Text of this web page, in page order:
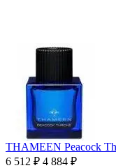
THAMEEN Peacock
6 512 ₽ 4 884 ₽